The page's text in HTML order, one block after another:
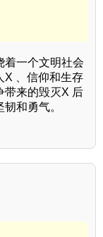
着一个文明社会
X 、信仰和生存
带来的毁灭X 后
和勇气。